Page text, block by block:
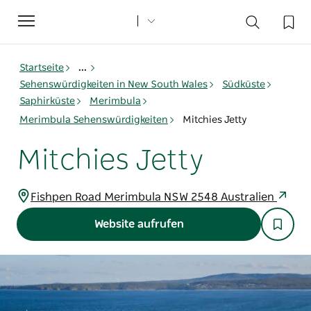
Toggle
navigation
Startseite
...
Sehenswürdigkeiten in New South Wales
Südküste
Saphirküste
Merimbula
Merimbula Sehenswürdigkeiten
Mitchies Jetty
Mitchies Jetty
Fishpen Road Merimbula NSW 2548 Australien
Website aufrufen